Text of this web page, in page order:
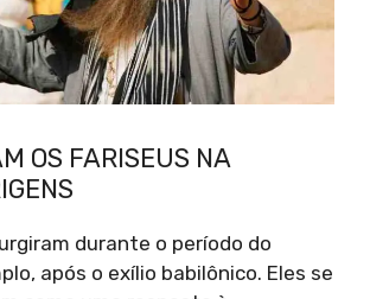
OS FARISEUS NA
durante o período do
após o exílio babilônico. Eles se